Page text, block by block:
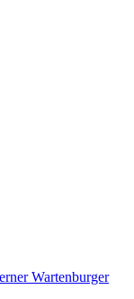
Wartenburger